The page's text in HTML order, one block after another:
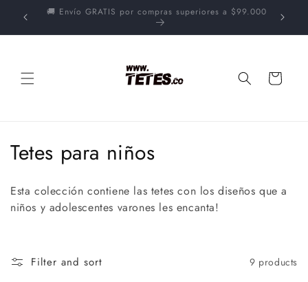
Skip to
content💰Para pago contra-entrega escribe al 3167530634
Cart
C
o
l
e
Tetes para niños
Esta colección contiene las tetes con los diseños que a
niños y adolescentes varones les encanta!
Filter and sort 9 products